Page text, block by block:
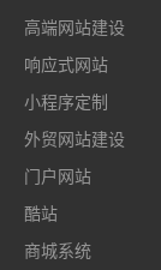
高端网站建设
响应式网站
小程序定制
外贸网站建设
门户网站
酷站
商城系统